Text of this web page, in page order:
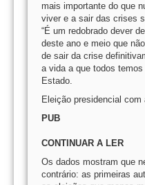
mais importante do que
viver e a sair das crises
“É um redobrado dever
deste ano e meio que
de sair da crise
a vida a que todos temos
Estado.
Eleição presidencial
PUB
CONTINUAR A LER
Os dados mostram que
contrário: as primeiras